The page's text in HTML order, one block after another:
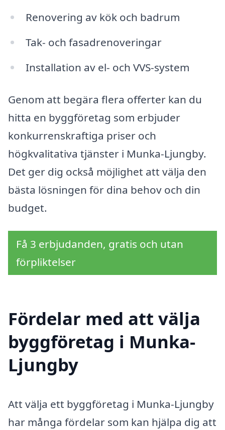
Renovering av kök och badrum
Tak- och fasadrenoveringar
Installation av el- och VVS-system
Genom att begära flera offerter kan du
hitta en byggföretag som erbjuder
konkurrenskraftiga priser och
högkvalitativa tjänster i Munka-Ljungby.
Det ger dig också möjlighet att välja den
bästa lösningen för dina behov och din
budget.
Få 3 erbjudanden, gratis och utan
förpliktelser
Fördelar med att välja
byggföretag i Munka-
Ljungby
Att välja ett byggföretag i Munka-Ljungby
har många fördelar som kan hjälpa dig att